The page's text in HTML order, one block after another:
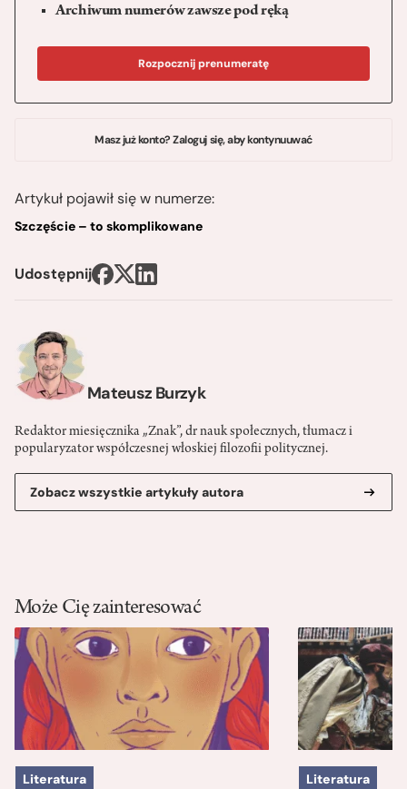
Mateusz Burzyk
Redaktor miesięcznika „Znak”, dr nauk społecznych, tłumacz i
popularyzator współczesnej włoskiej filozofii politycznej.
Zobacz wszystkie artykuły autora
Archiwum numerów zawsze pod ręką
Rozpocznij prenumeratę
Masz już konto? Zaloguj się, aby kontynuuwać
Artykuł pojawił się w numerze:
Szczęście – to skomplikowane
Udostępnij
Może Cię zainteresować
Literatura Literatura